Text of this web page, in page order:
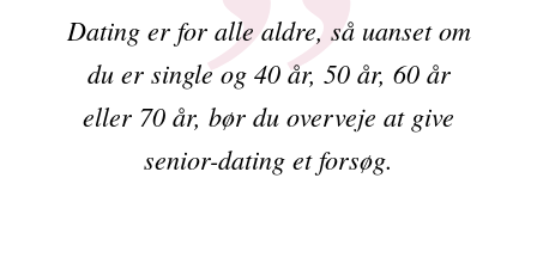
Dating er for alle aldre, så uanset om
du er single og 40 år, 50 år, 60 år
eller 70 år, bør du overveje at give
senior-dating et forsøg.